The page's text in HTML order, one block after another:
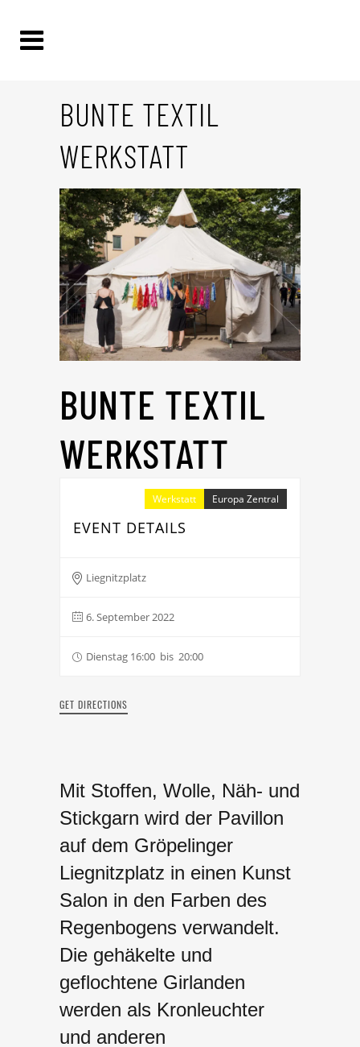
BUNTE TEXTIL
WERKSTATT
BUNTE TEXTIL
WERKSTATT
Europa Zentral
Werkstatt
EVENT DETAILS
Liegnitzplatz
6. September 2022
Dienstag 16:00 bis 20:00
GET DIRECTIONS
Mit Stoffen, Wolle, Näh- und
Stickgarn wird der Pavillon
auf dem Gröpelinger
Liegnitzplatz in einen Kunst
Salon in den Farben des
Regenbogens verwandelt.
Die gehäkelte und
geflochtene Girlanden
werden als Kronleuchter
und anderen